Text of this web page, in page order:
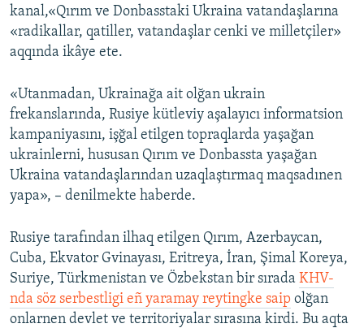
kanal,«Qırım ve Donbasstaki Ukraina vatandaşlarına
«radikallar, qatiller, vatandaşlar cenki ve milletçiler»
aqqında ikâye ete.
«Utanmadan, Ukrainağa ait olğan ukrain
frekanslarında, Rusiye kütleviy aşalayıcı informatsion
kampaniyasını, işğal etilgen topraqlarda yaşağan
ukrainlerni, hususan Qırım ve Donbassta yaşağan
Ukraina vatandaşlarından uzaqlaştırmaq maqsadınen
yapa», – denilmekte haberde.
Rusiye tarafından ilhaq etilgen Qırım, Azerbaycan,
Cuba, Ekvator Gvinayası, Eritreya, İran, Şimal Koreya,
Suriye, Türkmenistan ve Özbekstan bir sırada KHV-
nda söz serbestligi eñ yaramay reytingke saip olğan
onlarnen devlet ve territoriyalar sırasına kirdi. Bu aqta